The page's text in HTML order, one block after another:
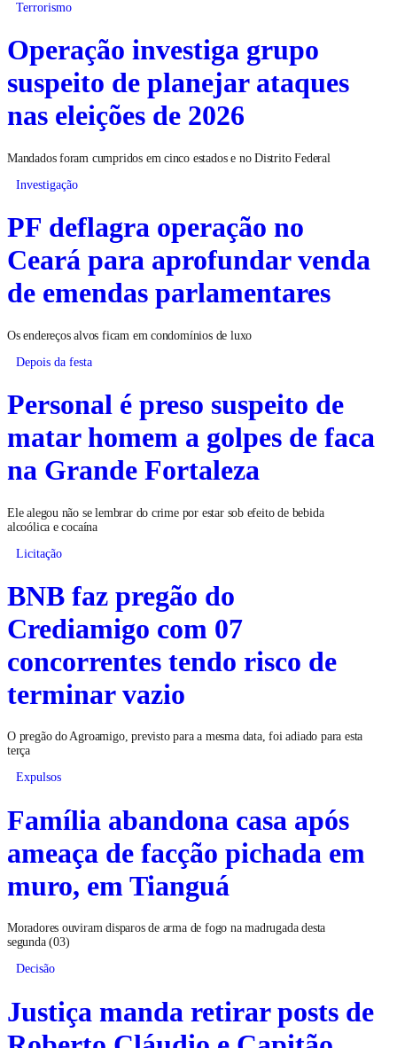
Terrorismo
Operação investiga grupo
suspeito de planejar ataques
nas eleições de 2026
Mandados foram cumpridos em cinco estados e no Distrito Federal
Investigação
PF deflagra operação no
Ceará para aprofundar venda
de emendas parlamentares
Os endereços alvos ficam em condomínios de luxo
Depois da festa
Personal é preso suspeito de
matar homem a golpes de faca
na Grande Fortaleza
Ele alegou não se lembrar do crime por estar sob efeito de bebida
alcoólica e cocaína
Licitação
BNB faz pregão do
Crediamigo com 07
concorrentes tendo risco de
terminar vazio
O pregão do Agroamigo, previsto para a mesma data, foi adiado para esta
terça
Expulsos
Família abandona casa após
ameaça de facção pichada em
muro, em Tianguá
Moradores ouviram disparos de arma de fogo na madrugada desta
segunda (03)
Decisão
Justiça manda retirar posts de